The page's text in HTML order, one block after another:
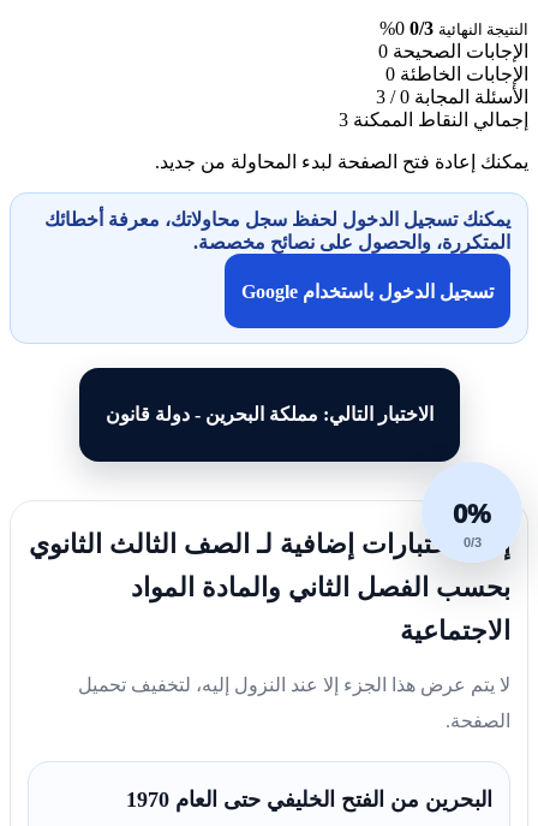
النتيجة النهائية 0/3
0%
الإجابات الصحيحة 0
الإجابات الخاطئة 0
الأسئلة المجابة 0 / 3
إجمالي النقاط الممكنة 3
يمكنك إعادة فتح الصفحة لبدء المحاولة من جديد.
يمكنك تسجيل الدخول لحفظ سجل محاولاتك، معرفة أخطائك
المتكررة، والحصول على نصائح مخصصة.
تسجيل الدخول باستخدام Google
الاختبار التالي: مملكة البحرين - دولة قانون
0%
0/3
إليك اختبارات إضافية لـ الصف الثالث الثانوي
بحسب الفصل الثاني والمادة المواد
الاجتماعية
لا يتم عرض هذا الجزء إلا عند النزول إليه، لتخفيف تحميل
الصفحة.
البحرين من الفتح الخليفي حتى العام 1970